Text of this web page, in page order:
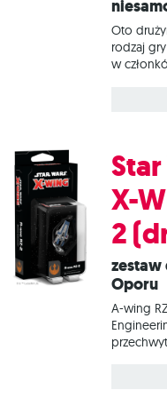
strategia
Oto
rodzaj
w
jakie
płycie
polskim)
sięgać
poprzez
własnym
X-
2
Zestaw dodatkowy frakcji Ruchu
Oporu
‭A-wing